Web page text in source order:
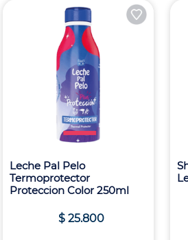
Leche Pal Pelo
Termoprotector
Proteccion Color 250ml
$ 25.800